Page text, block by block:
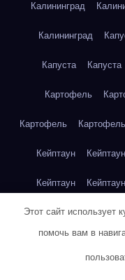
Калининград
Калининград
Капуста Капуста
Картофель
Картофель Картофель
Кейптаун Кейптаун
Кейптаун Кейптаун
Кейптаун Кейптаун
Этот сайт использует
помочь вам в